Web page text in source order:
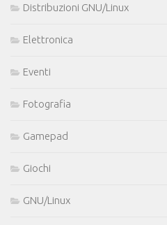
Distribuzioni GNU/Linux
Elettronica
Eventi
Fotografia
Gamepad
Giochi
GNU/Linux